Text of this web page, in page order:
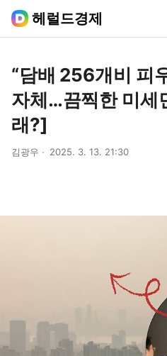
헤럴드경제
“담배 256개비 피
자체…끔찍한 미세
래?]
김광우 2025. 3. 13. 21:30